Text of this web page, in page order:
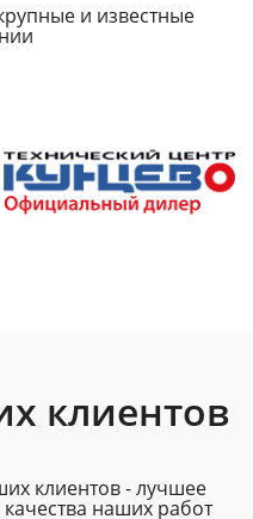
и известные
клиентов
клиентов - лучшее
наших работ